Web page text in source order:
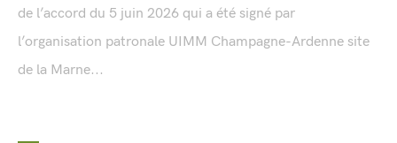
de l’accord du 5 juin 2026 qui a été signé par
l’organisation patronale UIMM Champagne-Ardenne site
de la Marne...